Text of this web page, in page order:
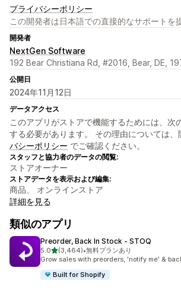
プライバシーポリシー
この開発者は日本語での直接的なサポートを
開発者
NextGen Software
192 Bear Christiana Rd, #2016, Bear, DE,
公開日
2024年11月12日
データアクセス
このアプリがストアで機能するためには、次
する必要があります。 その理由については、
バシーポリシー でご確認ください。
スタッフと協力者のデータの閲覧:
ストアオーナー
ストアデータを表示および編集:
商品、 オンラインストア
詳細を見る
類似のアプリ
Preorder, Back In Stock ‑ STOQ
5.05つ星中
(3,464)
合計レビュー数：3464件
•無料プランあり
Grow sales with preorders, 'notify me' &
Built for Shopify